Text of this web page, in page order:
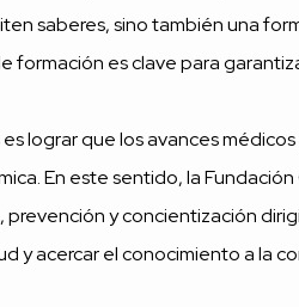
saberes, sino también una
formación es clave para
lograr que los avances
En este sentido, la
y concientización
y acercar el conocimiento a